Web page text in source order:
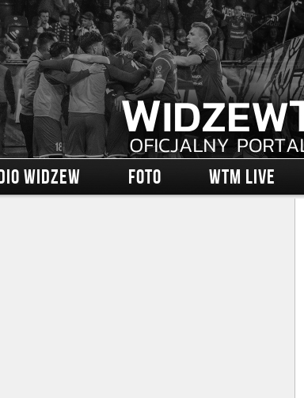
WIDZEW FOTO WTM LIVE